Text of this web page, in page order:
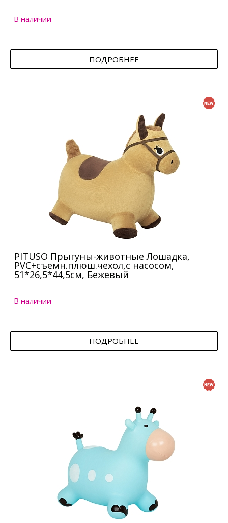
В наличии
ПОДРОБНЕЕ
PITUSO Прыгуны-животные Лошадка,
PVC+съемн.плюш.чехол,с насосом,
51*26,5*44,5см, Бежевый
В наличии
ПОДРОБНЕЕ